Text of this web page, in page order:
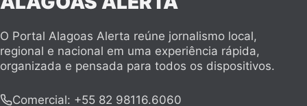
O Portal Alagoas Alerta reúne jornalismo local,
regional e nacional em uma experiência rápida,
organizada e pensada para todos os dispositivos.
Comercial: +55 82 98116.6060